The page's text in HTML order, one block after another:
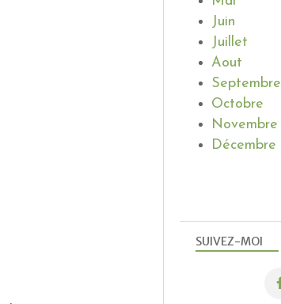
SUIVEZ-MOI
Juin
Juillet
Aout
Septembre
Octobre
Novembre
Décembre